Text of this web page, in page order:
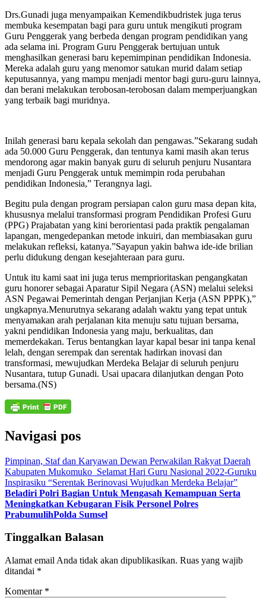
Drs.Gunadi juga menyampaikan Kemendikbudristek juga terus
membuka kesempatan bagi para guru untuk mengikuti program
Guru Penggerak yang berbeda dengan program pendidikan yang
ada selama ini. Program Guru Penggerak bertujuan untuk
menghasilkan generasi baru kepemimpinan pendidikan Indonesia.
Mereka adalah guru yang menomor satukan murid dalam setiap
keputusannya, yang mampu menjadi mentor bagi guru-guru lainnya,
dan berani melakukan terobosan-terobosan dalam memperjuangkan
yang terbaik bagi muridnya.
Inilah generasi baru kepala sekolah dan pengawas.”Sekarang sudah
ada 50.000 Guru Penggerak, dan tentunya kami masih akan terus
mendorong agar makin banyak guru di seluruh penjuru Nusantara
menjadi Guru Penggerak untuk memimpin roda perubahan
pendidikan Indonesia,” Terangnya lagi.
Begitu pula dengan program persiapan calon guru masa depan kita,
khususnya melalui transformasi program Pendidikan Profesi Guru
(PPG) Prajabatan yang kini berorientasi pada praktik pengalaman
lapangan, mengedepankan metode inkuiri, dan membiasakan guru
melakukan refleksi, katanya.”Sayapun yakin bahwa ide-ide brilian
perlu didukung dengan kesejahteraan para guru.
Untuk itu kami saat ini juga terus memprioritaskan pengangkatan
guru honorer sebagai Aparatur Sipil Negara (ASN) melalui seleksi
ASN Pegawai Pemerintah dengan Perjanjian Kerja (ASN PPPK),”
ungkapnya.Menurutnya sekarang adalah waktu yang tepat untuk
menyamakan arah perjalanan kita menuju satu tujuan bersama,
yakni pendidikan Indonesia yang maju, berkualitas, dan
memerdekakan. Terus bentangkan layar kapal besar ini tanpa kenal
lelah, dengan serempak dan serentak hadirkan inovasi dan
transformasi, mewujudkan Merdeka Belajar di seluruh penjuru
Nusantara, tutup Gunadi. Usai upacara dilanjutkan dengan Poto
bersama.(NS)
Navigasi pos
Pimpinan, Staf dan Karyawan Dewan Perwakilan Rakyat Daerah
Kabupaten Mukomuko_Selamat Hari Guru Nasional 2022-Guruku
Inspirasiku “Serentak Berinovasi Wujudkan Merdeka Belajar”
Beladiri Polri Bagian Untuk Mengasah Kemampuan Serta
Meningkatkan Kebugaran Fisik Personel Polres
PrabumulihPolda Sumsel
Tinggalkan Balasan
Alamat email Anda tidak akan dipublikasikan. Ruas yang wajib
ditandai *
Komentar *